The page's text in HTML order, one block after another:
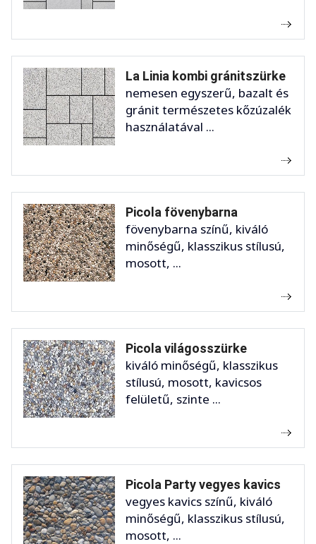
La Linia kombi gránitszürke
nemesen egyszerű, bazalt és
gránit természetes kőzúzalék
használatával ...
Picola fövenybarna
fövenybarna színű, kiváló
minőségű, klasszikus stílusú,
mosott, ...
Picola világosszürke
kiváló minőségű, klasszikus
stílusú, mosott, kavicsos
felületű, szinte ...
Picola Party vegyes kavics
vegyes kavics színű, kiváló
minőségű, klasszikus stílusú,
mosott, ...